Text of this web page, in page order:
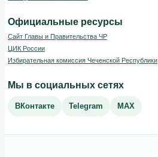
Официальные ресурсы
Сайт Главы и Правительства ЧР
ЦИК России
Избирательная комиссия Чеченской Республики
Мы в социальных сетях
ВКонтакте Telegram MAX